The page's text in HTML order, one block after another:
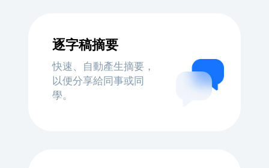
逐字稿摘要
快速、自動產生摘要，
以便分享給同事或同
學。